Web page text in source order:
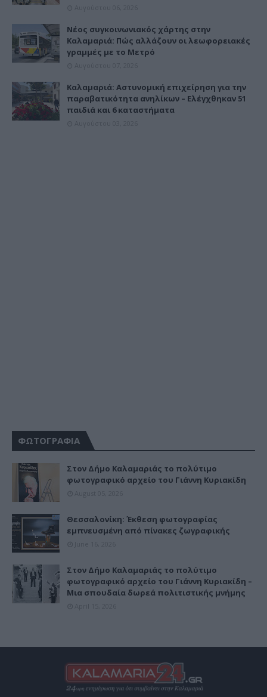
Νέος συγκοινωνιακός χάρτης στην
Καλαμαριά: Πώς αλλάζουν οι λεωφορειακές
γραμμές με το Μετρό
Καλαμαριά: Αστυνομική επιχείρηση για την
παραβατικότητα ανηλίκων – Ελέγχθηκαν 51
παιδιά και 6 καταστήματα
ΦΩΤΟΓΡΑΦΙΑ
Στον Δήμο Καλαμαριάς το πολύτιμο
φωτογραφικό αρχείο του Γιάννη Κυριακίδη
Θεσσαλονίκη: Έκθεση φωτογραφίας
εμπνευσμένη από πίνακες ζωγραφικής
Στον Δήμο Καλαμαριάς το πολύτιμο
φωτογραφικό αρχείο του Γιάννη Κυριακίδη –
Μια σπουδαία δωρεά πολιτιστικής μνήμης